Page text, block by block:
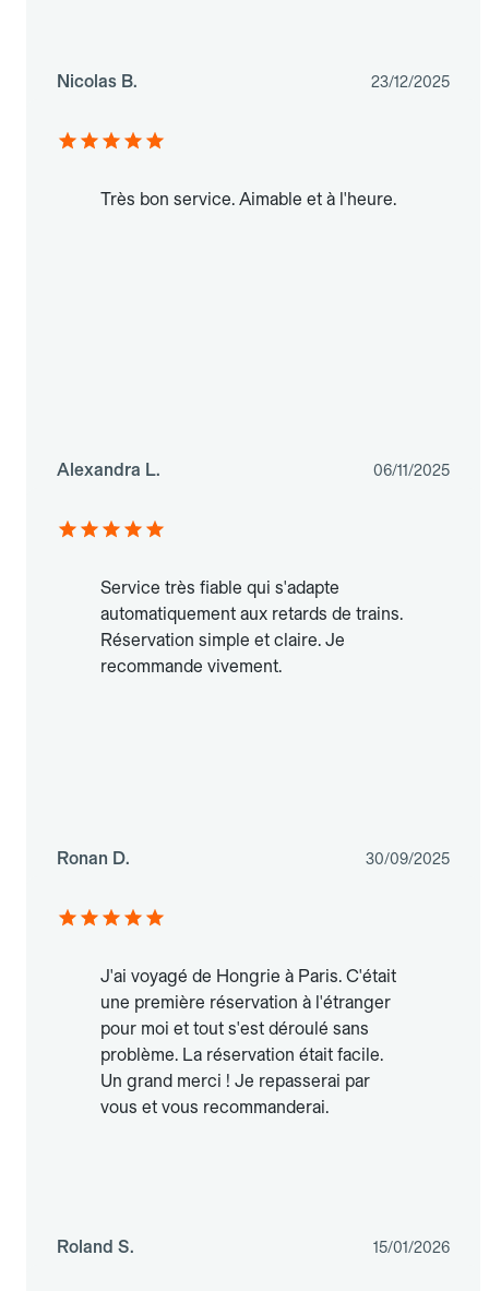
Nicolas B. 23/12/2025
Très bon service. Aimable et à l'heure.
Alexandra L. 06/11/2025
Service très fiable qui s'adapte
automatiquement aux retards de trains.
Réservation simple et claire. Je
recommande vivement.
Ronan D. 30/09/2025
J'ai voyagé de Hongrie à Paris. C'était
une première réservation à l'étranger
pour moi et tout s'est déroulé sans
problème. La réservation était facile.
Un grand merci ! Je repasserai par
vous et vous recommanderai.
Roland S. 15/01/2026